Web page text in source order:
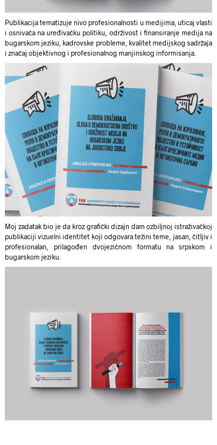
Publikacija tematizuje nivo profesionalnosti u medijima, uticaj vlasti
i osnivača na uređivačku politiku, održivost i finansiranje medija na
bugarskom jeziku, kadrovske probleme, kvalitet medijskog sadržaja
i značaj objektivnog i profesionalnog manjinskog informisanja.
Moj zadatak bio je da kroz grafički dizajn dam ozbiljnoj istraživačkoj
publikaciji vizuelni identitet koji odgovara težini teme, jasan, čitljiv i
profesionalan, prilagođen dvojezičnom formatu na srpskom i
bugarskom jeziku.